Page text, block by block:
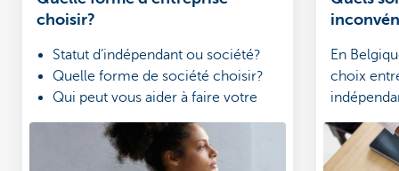
choisir?
Statut d’indépendant ou société?
Quelle forme de société choisir?
Qui peut vous aider à faire votre
choix?
En
choix
Chacune
important